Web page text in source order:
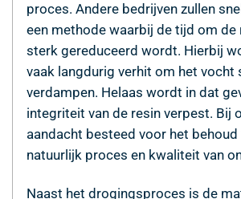
proces. Andere bedrijven zullen
een methode waarbij de tijd om de
sterk gereduceerd wordt. Hierbij
vaak langdurig verhit om het vocht
verdampen. Helaas wordt in dat
integriteit van de resin verpest. Bij
aandacht besteed voor het behoud
natuurlijk proces en kwaliteit van
Naast het drogingsproces is de